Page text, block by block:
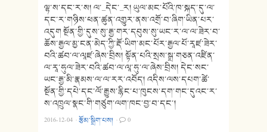
ལྷ་ས་དང་ར་ས། ལ་_དེང་_ར། ཡུལ་མང་པོའི་ཁ་སྐད་དུ་ལ་
དང་ར་གཉིས་ཕན་ཚུན་འགྱུར་ནས་འགྲོ་བ་ཞིག་ཡིན་པར་
འདུག སྔོན་གྱི་དུས་སུ་རྒྱ་གར་དབུས་སུ་ཡང་ར་ལ་ལ་ཟེར་བ་
ཆོས་རྒྱལ་མྱ་ངན་མེད་ཀྱི་རྡོ་ཡིག་མང་པོར་རྒྱལ་པོ་རཱཛ་ཟེར་
བའི་ཚབ་ལ་ལཱཛ་ཞེས་བྲིས། སྟོན་པའི་སྲས་སྒྲ་གཅན་འཛིན་
ལ་རཱ་ཧུལ་ཟེར་བའི་ཚབ་ལ་ལཱ་ཧུ་ལ་ཞེས་བྲིས། དེང་སང་
ཡང་རྒྱ་མི་རྣམས་ལ་ལ་རར་འབོད། འདིས་ལས་དཔག་ཚེ་
སྔོན་གྱི་དཔེ་དང་ལོ་རྒྱུས་རྙིང་པ་ཁུངས་དག་གང་དུའང་ར་
ས་འཁྲུལ་སྣང་གི་གཙུག་ལག་ཁང་བྱ་བ་དང་།
2016-12-04 ·རྩོམ་སྒྲིག་པས། · 0